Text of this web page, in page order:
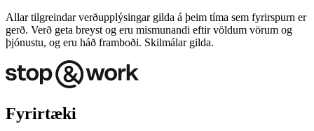
Allar tilgreindar verðupplýsingar gilda á þeim tíma sem fyrirspurn er
gerð. Verð geta breyst og eru mismunandi eftir völdum vörum og
þjónustu, og eru háð framboði. Skilmálar gilda.
Fyrirtæki